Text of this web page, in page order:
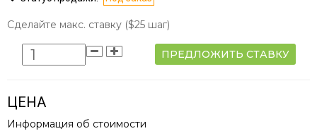
Сделайте макс. ставку ($25 шаг)
ПРЕДЛОЖИТЬ СТАВКУ
ЦЕНА
Информация об стоимости